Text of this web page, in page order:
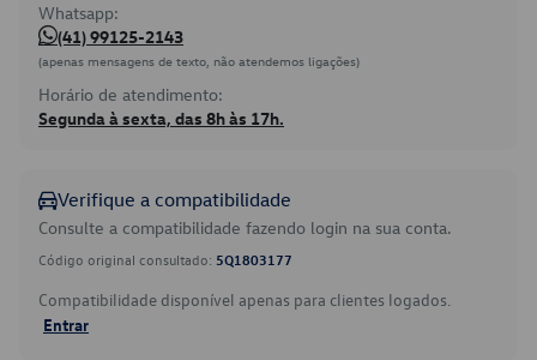
Whatsapp:
(41) 99125-2143
(apenas mensagens de texto, não atendemos ligações)
Horário de atendimento:
Segunda à sexta, das 8h às 17h.
Verifique a compatibilidade
Consulte a compatibilidade fazendo login na sua conta.
Código original consultado: 5Q1803177
Compatibilidade disponível apenas para clientes logados.
Entrar